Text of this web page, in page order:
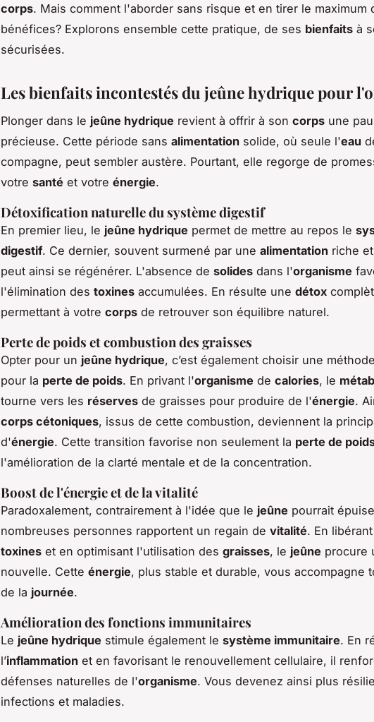
corps. Mais comment l'aborder sans risque et en tirer le maximum
bénéfices? Explorons ensemble cette pratique, de ses bienfaits à
sécurisées.
Les bienfaits incontestés du jeûne hydrique pour
Plonger dans le jeûne hydrique revient à offrir à son corps une
précieuse. Cette période sans alimentation solide, où seule l'eau
compagne, peut sembler austère. Pourtant, elle regorge de
votre santé et votre énergie.
Détoxification naturelle du système digestif
En premier lieu, le jeûne hydrique permet de mettre au repos le
digestif. Ce dernier, souvent surmené par une alimentation riche
peut ainsi se régénérer. L'absence de solides dans l'organisme
l'élimination des toxines accumulées. En résulte une détox
permettant à votre corps de retrouver son équilibre naturel.
Perte de poids et combustion des graisses
Opter pour un jeûne hydrique, c’est également choisir une
pour la perte de poids. En privant l'organisme de calories, le
tourne vers les réserves de graisses pour produire de l'énergie.
corps cétoniques, issus de cette combustion, deviennent la
d'énergie. Cette transition favorise non seulement la perte de
l'amélioration de la clarté mentale et de la concentration.
Boost de l'énergie et de la vitalité
Paradoxalement, contrairement à l'idée que le jeûne pourrait
nombreuses personnes rapportent un regain de vitalité. En
toxines et en optimisant l'utilisation des graisses, le jeûne procure
nouvelle. Cette énergie, plus stable et durable, vous accompagne
de la journée.
Amélioration des fonctions immunitaires
Le jeûne hydrique stimule également le système immunitaire. En
l’inflammation et en favorisant le renouvellement cellulaire, il
défenses naturelles de l'organisme. Vous devenez ainsi plus
infections et maladies.